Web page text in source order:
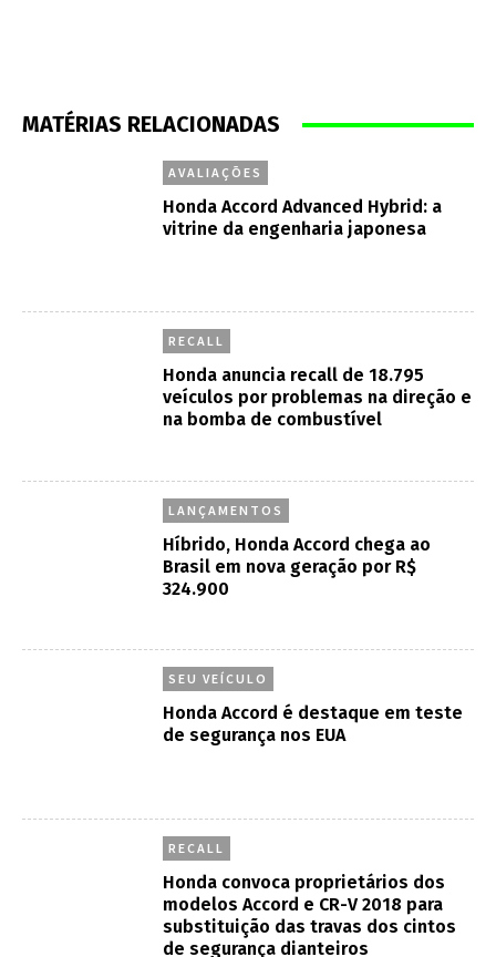
MATÉRIAS RELACIONADAS
AVALIAÇÕES
Honda Accord Advanced Hybrid: a
vitrine da engenharia japonesa
RECALL
Honda anuncia recall de 18.795
veículos por problemas na direção e
na bomba de combustível
LANÇAMENTOS
Híbrido, Honda Accord chega ao
Brasil em nova geração por R$
324.900
SEU VEÍCULO
Honda Accord é destaque em teste
de segurança nos EUA
RECALL
Honda convoca proprietários dos
modelos Accord e CR-V 2018 para
substituição das travas dos cintos
de segurança dianteiros